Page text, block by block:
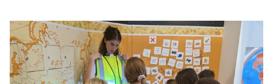
plačila prispevkov zaradi varstva najmanj štirih otrok pa je
uveljavljalo 13 očkov in 1075 mamic.